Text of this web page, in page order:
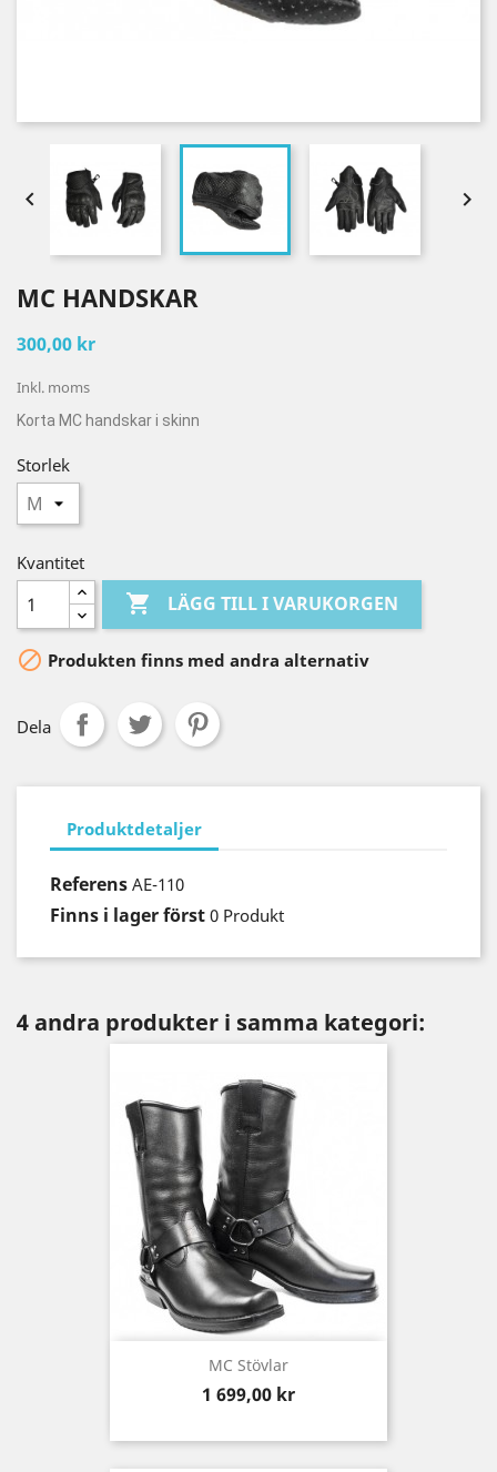
 
MC HANDSKAR
300,00 kr
Inkl. moms
Korta MC handskar i skinn
Storlek
Kvantitet
 LÄGG TILL I VARUKORGEN
 Produkten finns med andra alternativ
Dela
Produktdetaljer
Referens AE-110
Finns i lager först 0 Produkt
4 andra produkter i samma kategori:
MC Stövlar
Pris
1 699,00 kr